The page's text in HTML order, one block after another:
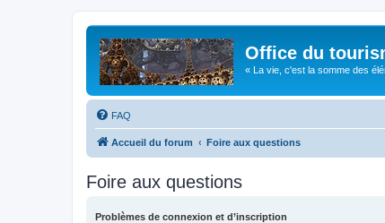
Office du
« La vie, c'est la somme des
FAQ
Accueil du forum Foire aux questions
Foire aux questions
Problèmes de connexion et d’inscription